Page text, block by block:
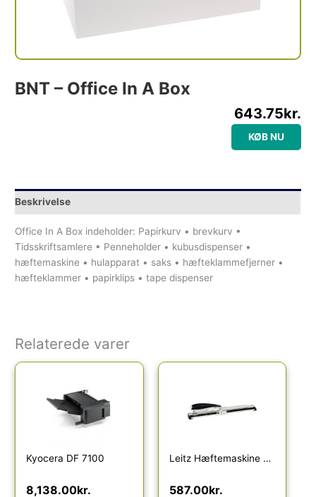
BNT – Office In A Box
643.75kr.
KØB NU
Beskrivelse
Office In A Box indeholder: Papirkurv • brevkurv •
Tidsskriftsamlere • Penneholder • kubusdispenser •
hæftemaskine • hulapparat • saks • hæfteklammefjerner •
hæfteklammer • papirklips • tape dispenser
Relaterede varer
Kyocera DF 7100
8,138.00kr.
Leitz Hæftemaskine 5560 NeXXt langhæfter, 40 ark metal
587.00kr.